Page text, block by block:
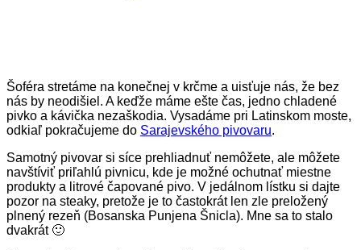
Šoféra stretáme na konečnej v krčme a uisťuje nás, že bez
nás by neodišiel. A keďže máme ešte čas, jedno chladené
pivko a kávička nezaškodia. Vysadáme pri Latinskom moste,
odkiaľ pokračujeme do Sarajevského pivovaru.
Samotný pivovar si síce prehliadnuť nemôžete, ale môžete
navštíviť priľahlú pivnicu, kde je možné ochutnať miestne
produkty a litrové čapované pivo. V jedálnom lístku si dajte
pozor na steaky, pretože je to častokrát len zle preložený
plnený rezeň (Bosanska Punjena Šnicla). Mne sa to stalo
dvakrát 🙂